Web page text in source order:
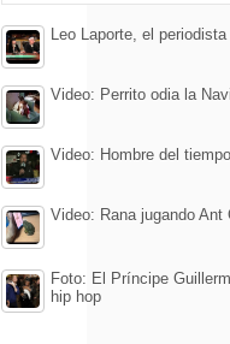
Leo Laporte, el
Video: Perrito odia la
Video: Hombre del
Video: Rana jugando Ant
Foto: El Príncipe
hip hop